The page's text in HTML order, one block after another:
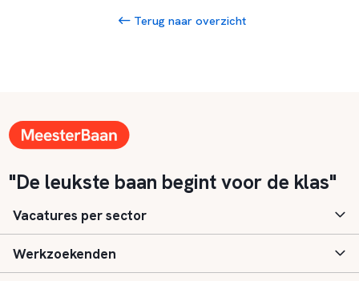
Terug naar overzicht
"De leukste baan begint voor de klas"
Vacatures per sector
Basisonderwijs
Werkzoekenden